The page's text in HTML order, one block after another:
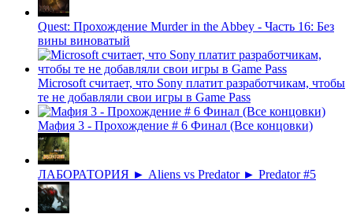
Quest: Прохождение Murder in the Abbey - Часть 16: Без
вины виноватый
Microsoft считает, что Sony платит разработчикам, чтобы
те не добавляли свои игры в Game Pass
Мафия 3 - Прохождение # 6 Финал (Все концовки)
ЛАБОРАТОРИЯ ► Aliens vs Predator ► Predator #5